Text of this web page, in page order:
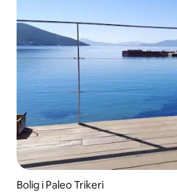
Bolig i Paleo Trikeri